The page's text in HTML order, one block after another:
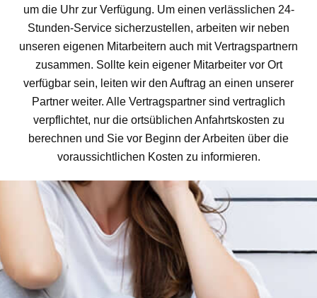
um die Uhr zur Verfügung. Um einen verlässlichen 24-
Stunden-Service sicherzustellen, arbeiten wir neben
unseren eigenen Mitarbeitern auch mit Vertragspartnern
zusammen. Sollte kein eigener Mitarbeiter vor Ort
verfügbar sein, leiten wir den Auftrag an einen unserer
Partner weiter. Alle Vertragspartner sind vertraglich
verpflichtet, nur die ortsüblichen Anfahrtskosten zu
berechnen und Sie vor Beginn der Arbeiten über die
voraussichtlichen Kosten zu informieren.